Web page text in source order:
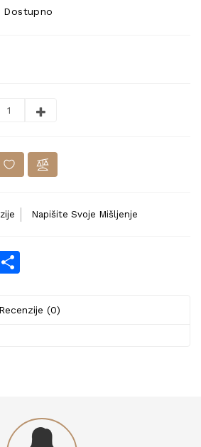
Dostupno
Napišite Svoje Mišljenje
Recenzije (0)